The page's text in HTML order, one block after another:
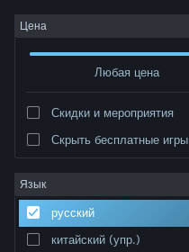
Войти
Сообщество
Информация
Поддержка
Цена
Любая цена
Скидки и мероприятия
Скрыть бесплатные игры
Язык
русский
китайский (упр.)
Разработчик: Chris Hodge
Сортировать по